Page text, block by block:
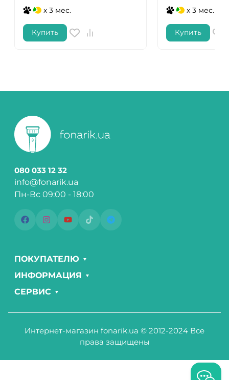
x 3 мес.
Купить
x 3 мес.
Купить
080 033 12 32
info@fonarik.ua
Пн-Вс 09:00 - 18:00
ПОКУПАТЕЛЮ
ИНФОРМАЦИЯ
СЕРВИС
Интернет-магазин fonarik.ua © 2012-2024 Все
права защищены